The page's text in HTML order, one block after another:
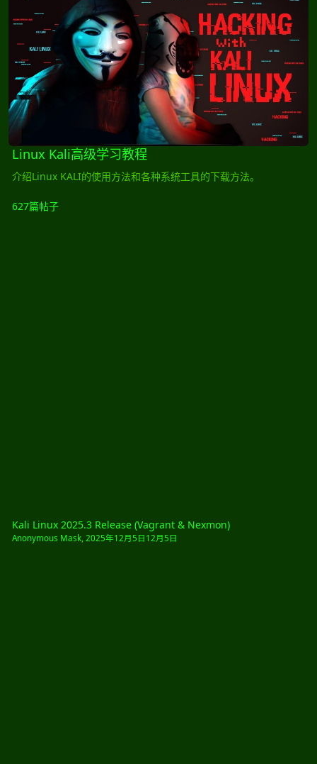
Linux Kali高级学习教程
介绍Linux KALI的使用方法和各种系统工具的下载方法。
627篇帖子
Kali Linux 2025.3 Release (Vagrant & Nexmon)
Anonymous Mask, 2025年12月5日 12月5日